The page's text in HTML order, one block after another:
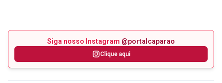
Siga nosso Instagram @portalcaparao
Clique aqui